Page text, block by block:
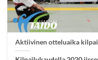
Aktiivinen otteluaika